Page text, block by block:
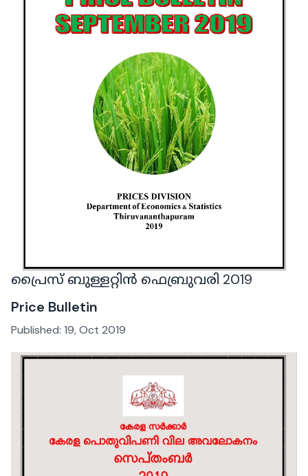
പ്രൈസ് ബുള്ളറ്റിൻ ഫെബ്രുവരി 2019
Price Bulletin
Published: 19, Oct 2019